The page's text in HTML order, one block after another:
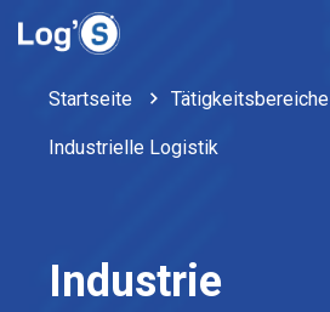
Startseite Tätigkeitsbereiche
Industrielle Logistik
Industrie